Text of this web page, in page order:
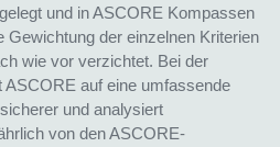
und in ASCORE Kompassen
Gewichtung der einzelnen Kriterien
wie vor verzichtet. Bei der
auf eine umfassende
und analysiert
von den ASCORE-